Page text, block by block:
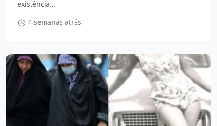
existência...
4 semanas atrás